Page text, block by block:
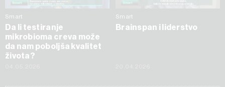
Smart
Da li testiranje
mikrobioma creva može
da nam poboljša kvalitet
života?
Smart
Brainspan i liderstvo